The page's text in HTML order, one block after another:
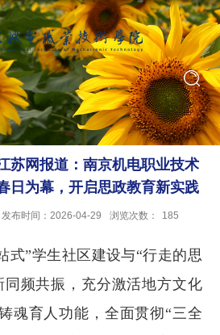
苏网报道：南京机电职业技术
日为幕，开启思政教育新实践
发布时间：2026-04-29 浏览次数： 185
式”学生社区建设与“行走的思
同频共振，充分激活地方文化
魂育人功能，全面贯彻“三全